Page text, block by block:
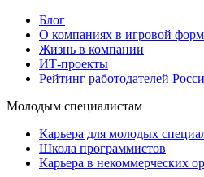
Блог
О компаниях в игровой
Жизнь в компании
ИТ-проекты
Рейтинг работодателей
Молодым специалистам
Карьера для молодых
Школа программистов
Карьера в некоммерческих